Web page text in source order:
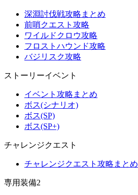
深淵討伐戦攻略まとめ
前哨クエスト攻略
ワイルドクロウ攻略
フロストハウンド攻略
バジリスク攻略
ストーリーイベント
イベント攻略まとめ
ボス(シナリオ)
ボス(SP)
ボス(SP+)
チャレンジクエスト
チャレンジクエスト攻略まとめ
専用装備2